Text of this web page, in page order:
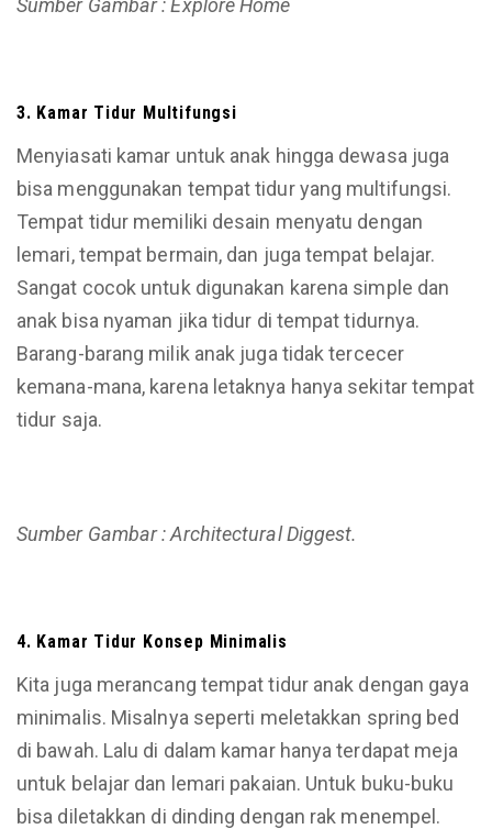
Sumber Gambar : Explore Home
3. Kamar Tidur Multifungsi
Menyiasati kamar untuk anak hingga dewasa juga
bisa menggunakan tempat tidur yang multifungsi.
Tempat tidur memiliki desain menyatu dengan
lemari, tempat bermain, dan juga tempat belajar.
Sangat cocok untuk digunakan karena simple dan
anak bisa nyaman jika tidur di tempat tidurnya.
Barang-barang milik anak juga tidak tercecer
kemana-mana, karena letaknya hanya sekitar tempat
tidur saja.
Sumber Gambar : Architectural Diggest.
4. Kamar Tidur Konsep Minimalis
Kita juga merancang tempat tidur anak dengan gaya
minimalis. Misalnya seperti meletakkan spring bed
di bawah. Lalu di dalam kamar hanya terdapat meja
untuk belajar dan lemari pakaian. Untuk buku-buku
bisa diletakkan di dinding dengan rak menempel.